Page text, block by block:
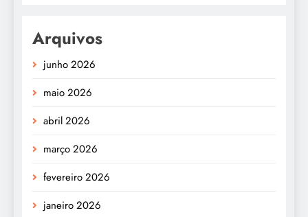
Arquivos
junho 2026
maio 2026
abril 2026
março 2026
fevereiro 2026
janeiro 2026